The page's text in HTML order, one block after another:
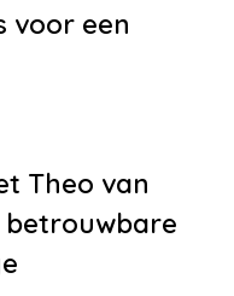
voor een
Theo van
betrouwbare